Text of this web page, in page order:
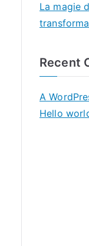
La magie
Recent
A
Hello